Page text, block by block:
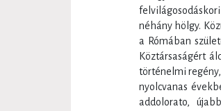
néhány hölgy.
a Rómában
Köztársaságért
történelmi
nyolcvanas
addolorato,